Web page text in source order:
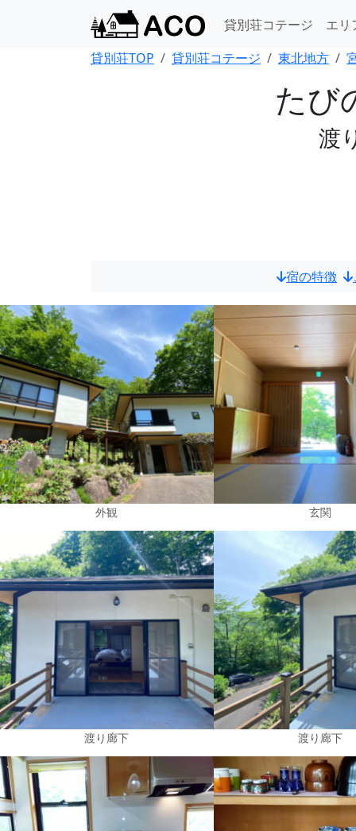
貸別荘コテージ
エリ
貸別荘TOP
貸別荘コテージ 東北地方
たび
渡
宿の特徴
外観 玄関
渡り廊下 渡り廊下